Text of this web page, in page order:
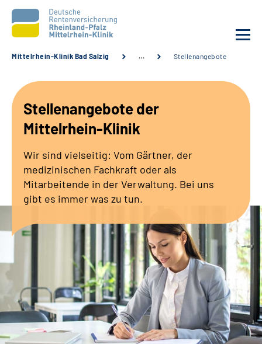
Unsere Angebote
Karriere
Zuweisende &
Leichte Sprache
Gebärdensprache
Mittelrhein-Klinik Bad Salzig … Stellenangebote
Stellenangebote der
Mittelrhein-Klinik
Wir sind vielseitig: Vom Gärtner, der
medizinischen Fachkraft oder als
Mitarbeitende in der Verwaltung. Bei uns
gibt es immer was zu tun.